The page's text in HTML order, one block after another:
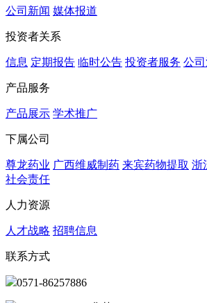
公司新闻 媒体报道
投资者关系
信息 定期报告 临时公告 投资者服务 公
产品服务
产品展示 学术推广
下属公司
尊龙药业 广西维威制药 来宾药物提取 浙
社会责任
人力资源
人才战略 招聘信息
联系方式
0571-86257886